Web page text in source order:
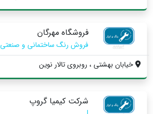
فروشگاه مهرگان
فروش رنگ ساختمانی و صنعتی
خيابان بهشتي ، روبروی تالار نوین
شرکت کیمیا گروپ